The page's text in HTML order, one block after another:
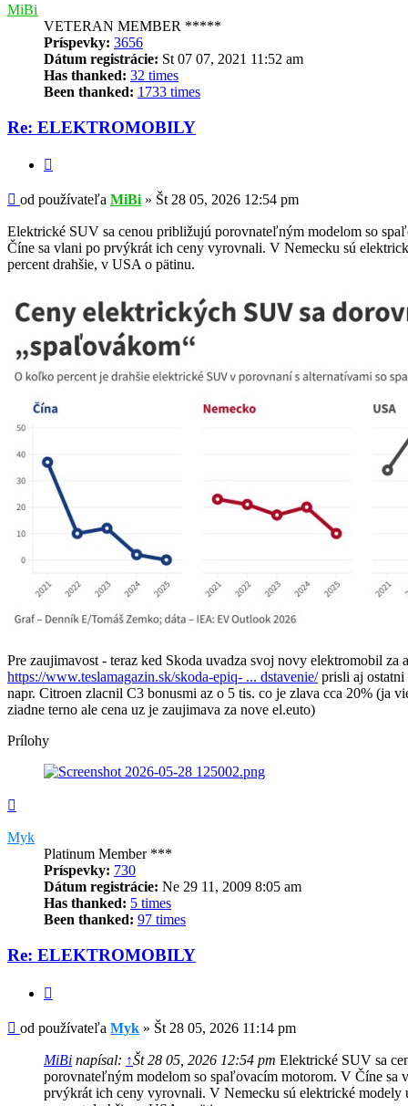
MiBi
VETERAN MEMBER *****
Príspevky: 3656
Dátum registrácie: St 07 07, 2021 11:52 am
Has thanked: 32 times
Been thanked: 1733 times
Re: ELEKTROMOBILY
Príspevok
od používateľa MiBi » Št 28 05, 2026 12:54 pm
Elektrické SUV sa cenou približujú porovnateľným modelom so
Číne sa vlani po prvýkrát ich ceny vyrovnali. V Nemecku sú
percent drahšie, v USA o pätinu.
Pre zaujimavost - teraz ked Skoda uvadza svoj novy elektromobil za
https://www.teslamagazin.sk/skoda-epiq- ... dstavenie/prisli aj ostatni
napr. Citroen zlacnil C3 bonusmi az o 5 tis. co je zlava cca 20% (ja
ziadne terno ale cena uz je zaujimava za nove el.euto)
Prílohy
Myk
Platinum Member ***
Príspevky: 730
Dátum registrácie: Ne 29 11, 2009 8:05 am
Has thanked: 5 times
Been thanked: 97 times
Re: ELEKTROMOBILY
Príspevok
od používateľa Myk » Št 28 05, 2026 11:14 pm
MiBi napísal: ↑Št 28 05, 2026 12:54 pm Elektrické SUV sa
porovnateľným modelom so spaľovacím motorom. V Číne sa
prvýkrát ich ceny vyrovnali. V Nemecku sú elektrické modely